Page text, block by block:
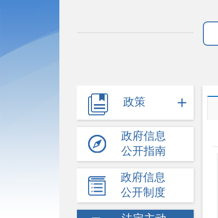
政策
政府信息
公开指南
政府信息
公开制度